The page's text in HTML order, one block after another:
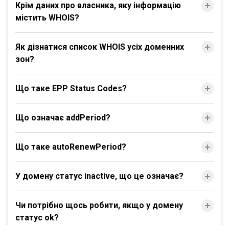
Крім даних про власника, яку інформацію
містить WHOIS?
Як дізнатися список WHOIS усіх доменних
зон?
Що таке EPP Status Codes?
Що означає addPeriod?
Що таке autoRenewPeriod?
У домену статус inactive, що це означає?
Чи потрібно щось робити, якщо у домену
статус ok?